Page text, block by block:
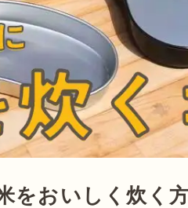
をおいしく炊く